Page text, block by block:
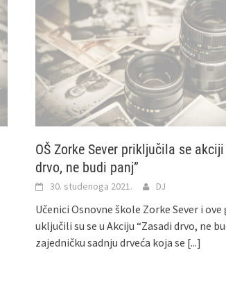
OŠ Zorke Sever priključila se
drvo, ne budi panj”
30. studenoga 2021. DJ
Učenici Osnovne škole Zorke Sever i ove
uključili su se u Akciju “Zasadi drvo, ne
zajedničku sadnju drveća koja se [...]